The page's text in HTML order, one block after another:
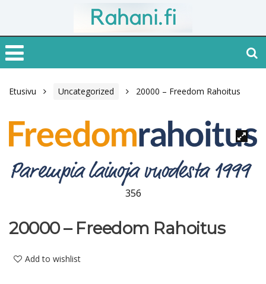
Etusivu Uncategorized 20000 – Freedom Rahoitus
356
20000 – Freedom Rahoitus
Add to wishlist